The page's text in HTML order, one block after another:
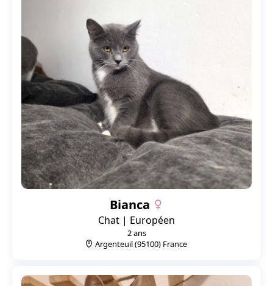
Bianca
Chat | Européen
2 ans
Argenteuil (95100) France